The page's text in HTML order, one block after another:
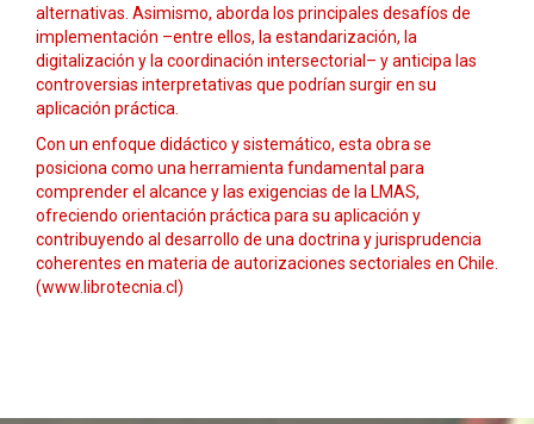
alternativas. Asimismo, aborda los principales desafíos de
implementación –entre ellos, la estandarización, la
digitalización y la coordinación intersectorial– y anticipa las
controversias interpretativas que podrían surgir en su
aplicación práctica.
Con un enfoque didáctico y sistemático, esta obra se
posiciona como una herramienta fundamental para
comprender el alcance y las exigencias de la LMAS,
ofreciendo orientación práctica para su aplicación y
contribuyendo al desarrollo de una doctrina y jurisprudencia
coherentes en materia de autorizaciones sectoriales en Chile.
(www.librotecnia.cl)